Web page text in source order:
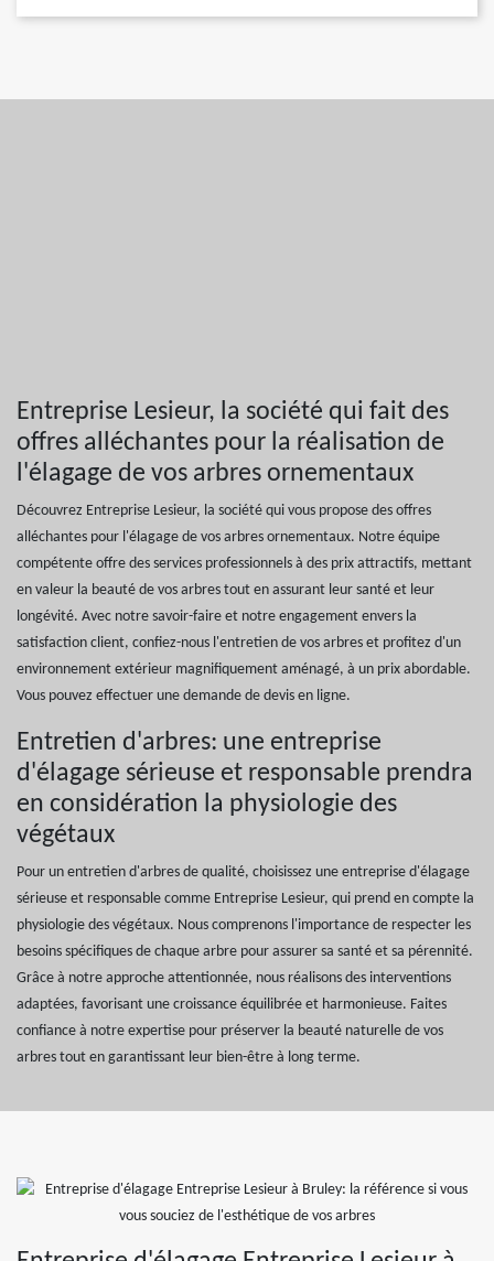
Entreprise Lesieur, la société qui fait des
offres alléchantes pour la réalisation de
l'élagage de vos arbres ornementaux
Découvrez Entreprise Lesieur, la société qui vous propose des offres
alléchantes pour l'élagage de vos arbres ornementaux. Notre équipe
compétente offre des services professionnels à des prix attractifs, mettant
en valeur la beauté de vos arbres tout en assurant leur santé et leur
longévité. Avec notre savoir-faire et notre engagement envers la
satisfaction client, confiez-nous l'entretien de vos arbres et profitez d'un
environnement extérieur magnifiquement aménagé, à un prix abordable.
Vous pouvez effectuer une demande de devis en ligne.
Entretien d'arbres: une entreprise
d'élagage sérieuse et responsable prendra
en considération la physiologie des
végétaux
Pour un entretien d'arbres de qualité, choisissez une entreprise d'élagage
sérieuse et responsable comme Entreprise Lesieur, qui prend en compte la
physiologie des végétaux. Nous comprenons l'importance de respecter les
besoins spécifiques de chaque arbre pour assurer sa santé et sa pérennité.
Grâce à notre approche attentionnée, nous réalisons des interventions
adaptées, favorisant une croissance équilibrée et harmonieuse. Faites
confiance à notre expertise pour préserver la beauté naturelle de vos
arbres tout en garantissant leur bien-être à long terme.